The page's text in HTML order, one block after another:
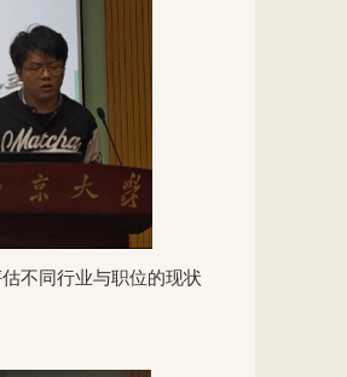
不同行业与职位的现状